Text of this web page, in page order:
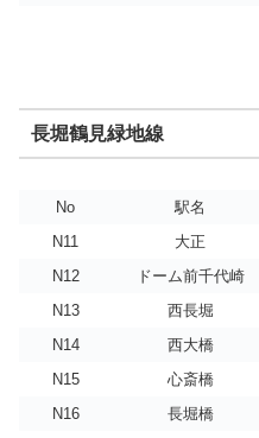
長堀鶴見緑地線
No
駅名
N11
大正
N12
ドーム前千代崎
N13
西長堀
N14
西大橋
N15
心斎橋
N16
長堀橋